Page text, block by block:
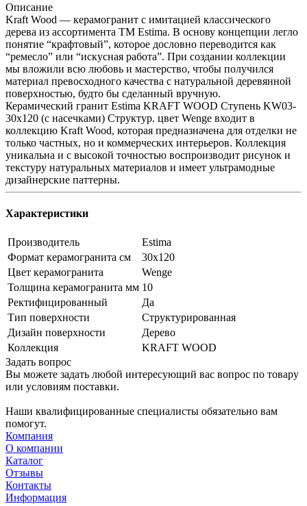
Описание
Kraft Wood — керамогранит с имитацией классического
дерева из ассортимента ТМ Estima. В основу концепции легло
понятие “крафтовый”, которое дословно переводится как
“ремесло” или “искусная работа”. При создании коллекции
мы вложили всю любовь и мастерство, чтобы получился
материал превосходного качества с натуральной деревянной
поверхностью, будто бы сделанный вручную.
Керамический гранит Estima KRAFT WOOD Ступень KW03-
30x120 (с насечками) Структур. цвет Wenge входит в
коллекцию Kraft Wood, которая предназначена для отделки не
только частных, но и коммерческих интерьеров. Коллекция
уникальна и с высокой точностью воспроизводит рисунок и
текстуру натуральных материалов и имеет ультрамодные
дизайнерские паттерны.
Характеристики
Производитель
Estima
Формат керамогранита см
30х120
Цвет керамогранита
Wenge
Толщина керамогранита мм 10
Ректифицированный
Да
Тип поверхности
Структурированная
Дизайн поверхности
Дерево
Коллекция
KRAFT WOOD
Задать вопрос
Вы можете задать любой интересующий вас вопрос по товару
или условиям поставки.
Наши квалифицированные специалисты обязательно вам
помогут.
Компания
О компании
Каталог
Отзывы
Контакты
Информация